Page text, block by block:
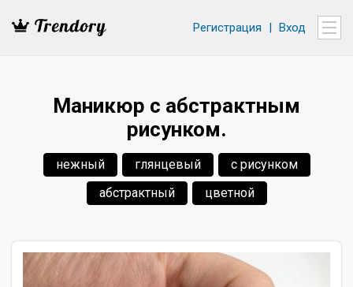
Регистрация | Вход
Маникюр с абстрактным
рисунком.
нежный глянцевый
с рисунком
абстрактный
цветной